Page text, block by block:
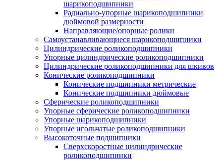
шарикоподшипники
Радиально-упорные шарикоподшипники
дюймовой размерности
Направляющие/опорные ролики
Самоустанавливающиеся шарикоподшипники
Цилиндрические роликоподшипники
Упорные цилиндрические роликоподшипники
Цилиндрические роликоподшипники для шкивов
Конические роликоподшипники
Конические подшипники метрические
Конические подшипники дюймовые
Сферические роликоподшипники
Упорные сферические роликоподшипники
Упорные шарикоподшипники
Упорные игольчатые роликоподшипники
Высокоточные подшипники
Сверхскоростные цилиндрические
роликоподшипники